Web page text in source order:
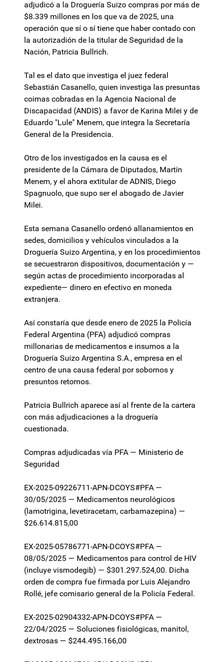
adjudicó a la Droguería Suizo compras por más de
$8.339 millones en los que va de 2025, una
operación que sí o sí tiene que haber contado con
la autorizadión de la titular de Seguridad de la
Nación, Patricia Bullrich.
Tal es el dato que investiga el juez federal
Sebastián Casanello, quien investiga las presuntas
coimas cobradas en la Agencia Nacional de
Discapacidad (ANDIS) a favor de Karina Milei y de
Eduardo "Lule" Menem, que integra la Secretaría
General de la Presidencia.
Otro de los investigados en la causa es el
presidente de la Cámara de Diputados, Martín
Menem, y el ahora extitular de ADNIS, Diego
Spagnuolo, que supo ser el abogado de Javier
Milei.
Esta semana Casanello ordenó allanamientos en
sedes, domicilios y vehículos vinculados a la
Droguería Suizo Argentina, y en los procedimientos
se secuestraron dispositivos, documentación y —
según actas de procedimiento incorporadas al
expediente— dinero en efectivo en moneda
extranjera.
Así constaría que desde enero de 2025 la Policía
Federal Argentina (PFA) adjudicó compras
millonarias de medicamentos e insumos a la
Droguería Suizo Argentina S.A., empresa en el
centro de una causa federal por sobornos y
presuntos retornos.
Patricia Bullrich aparece así al frente de la cartera
con más adjudicaciones a la droguería
cuestionada.
Compras adjudicadas vía PFA — Ministerio de
Seguridad
EX-2025-09226711-APN-DCOYS#PFA —
30/05/2025 — Medicamentos neurológicos
(lamotrigina, levetiracetam, carbamazepina) —
$26.614.815,00
EX-2025-05786771-APN-DCOYS#PFA —
08/05/2025 — Medicamentos para control de HIV
(incluye vismodegib) — $301.297.524,00. Dicha
orden de compra fue firmada por Luis Alejandro
Rollé, jefe comisario general de la Policía Federal.
EX-2025-02904332-APN-DCOYS#PFA —
22/04/2025 — Soluciones fisiológicas, manitol,
dextrosas — $244.495.166,00